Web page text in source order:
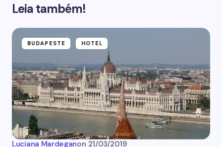
Leia também!
BUDAPESTE HOTEL
Luciana Mardeganon 21/03/2019